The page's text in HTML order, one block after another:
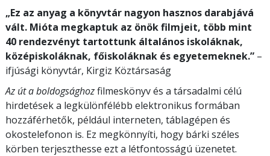
„Ez az anyag a könyvtár nagyon hasznos darabjává
vált. Mióta megkaptuk az önök filmjeit, több mint
40 rendezvényt tartottunk általános iskoláknak,
középiskoláknak, főiskoláknak és egyetemeknek.” –
ifjúsági könyvtár, Kirgiz Köztársaság
Az út a boldogsághozfilmeskönyv és a társadalmi célú
hirdetések a legkülönfélébb elektronikus formában
hozzáférhetők, például interneten, táblagépen és
okostelefonon is. Ez megkönnyíti, hogy bárki széles
körben terjeszthesse ezt a létfontosságú üzenetet.